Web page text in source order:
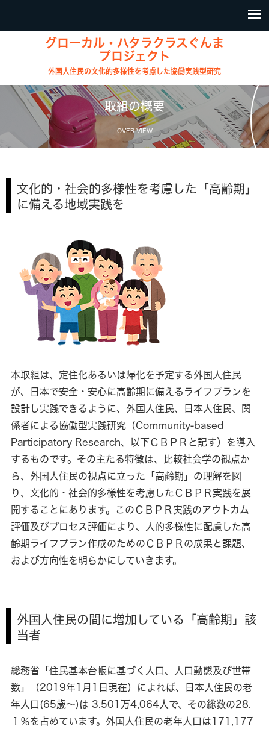
グローカル・ハタラクラスぐんま
プロジェクト
外国人住民の文化的多様性を考慮した協働実践型研究
取組の概要
OVER VIEW
文化的・社会的多様性を考慮した「高齢期」
に備える地域実践を
本取組は、定住化あるいは帰化を予定する外国人住民
が、日本で安全・安心に高齢期に備えるライフプランを
設計し実践できるように、外国人住民、日本人住民、関
係者による協働型実践研究（Community-based
Participatory Research、以下ＣＢＰＲと記す）を導入
するものです。その主たる特徴は、比較社会学の観点か
ら、外国人住民の視点に立った「高齢期」の理解を図
り、文化的・社会的多様性を考慮したＣＢＰＲ実践を展
開することにあります。このＣＢＰＲ実践のアウトカム
評価及びプロセス評価により、人的多様性に配慮した高
齢期ライフプラン作成のためのＣＢＰＲの成果と課題、
および方向性を明らかにしていきます。
外国人住民の間に増加している「高齢期」該
当者
総務省「住民基本台帳に基づく人口、人口動態及び世帯
数」（2019年1月1日現在）によれば、日本人住民の老
年人口(65歳～)は 3,501万4,064人で、その総数の28.
１％を占めています。外国人住民の老年人口は171,177